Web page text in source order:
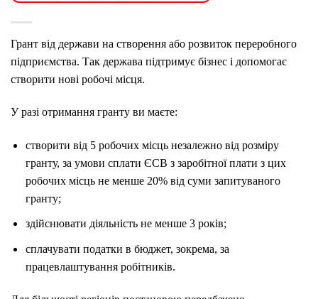
Грант від держави на створення або розвиток переробного
підприємства. Так держава підтримує бізнес і допомогає
створити нові робочі місця.
У разі отримання гранту ви маєте:
створити від 5 робочих місць незалежно від розміру
гранту, за умови сплати ЄСВ з заробітної плати з цих
робочих місць не менше 20% від суми запитуваного
гранту;
здійснювати діяльність не менше 3 років;
сплачувати податки в бюджет, зокрема, за
працевлаштування робітників.